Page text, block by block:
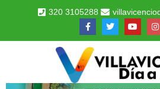
320 3105288